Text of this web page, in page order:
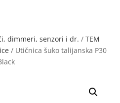
dimmeri, senzori i dr. /TEM
/ Utičnica šuko talijanska P30